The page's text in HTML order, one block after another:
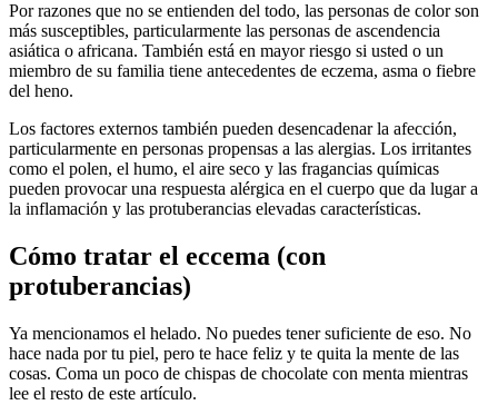
Por razones que no se entienden del todo, las personas de color son
más susceptibles, particularmente las personas de ascendencia
asiática o africana. También está en mayor riesgo si usted o un
miembro de su familia tiene antecedentes de eczema, asma o fiebre
del heno.
Los factores externos también pueden desencadenar la afección,
particularmente en personas propensas a las alergias. Los irritantes
como el polen, el humo, el aire seco y las fragancias químicas
pueden provocar una respuesta alérgica en el cuerpo que da lugar a
la inflamación y las protuberancias elevadas características.
Cómo tratar el eccema (con
protuberancias)
Ya mencionamos el helado. No puedes tener suficiente de eso. No
hace nada por tu piel, pero te hace feliz y te quita la mente de las
cosas. Coma un poco de chispas de chocolate con menta mientras
lee el resto de este artículo.